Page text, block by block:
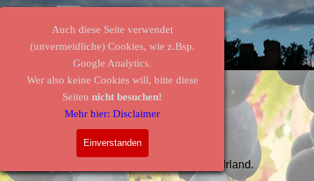
Auch diese Seite verwendet
(unvermeidliche) Cookies, wie z.Bsp.
Google Analytics.
Wer also keine Cookies will, bitte diese
Seiten nicht besuchen!
Mehr hier: Disclaimer
Einverstanden
Direkt zum Seiteninhalt
Irland 2024
Irland 2024 Cork und Umgebung
Willkommen zu einer weiteren Reise nach Irland.